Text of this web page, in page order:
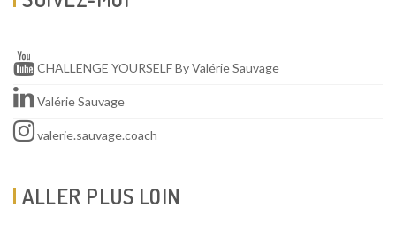
CHALLENGE YOURSELF By Valérie Sauvage
Valérie Sauvage
valerie.sauvage.coach
ALLER PLUS LOIN